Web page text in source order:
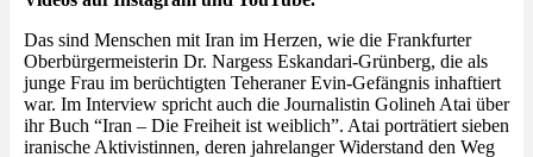
Das sind Menschen mit Iran im Herzen, wie die Frankfurter
Oberbürgermeisterin Dr. Nargess Eskandari-Grünberg, die als
junge Frau im berüchtigten Teheraner Evin-Gefängnis inhaftiert
war. Im Interview spricht auch die Journalistin Golineh Atai über
ihr Buch “Iran – Die Freiheit ist weiblich”. Atai porträtiert sieben
iranische Aktivistinnen, deren jahrelanger Widerstand den Weg